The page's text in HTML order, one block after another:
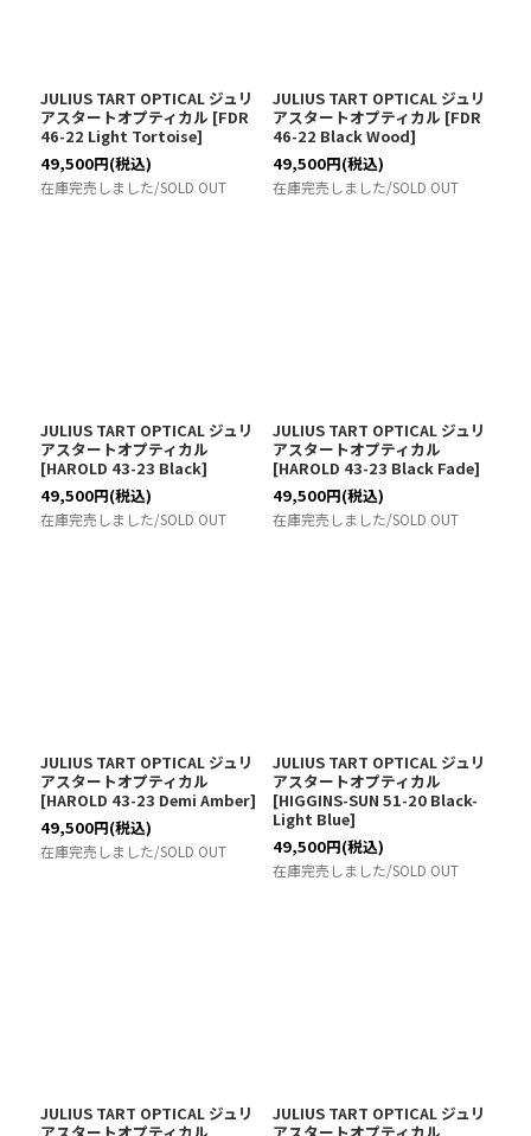
JULIUS TART OPTICAL ジュリ
アスタートオプティカル [FDR
46-22 Light Tortoise]
49,500円(税込)
在庫完売しました/SOLD OUT
JULIUS TART OPTICAL ジュリ
アスタートオプティカル [FDR
46-22 Black Wood]
49,500円(税込)
在庫完売しました/SOLD OUT
JULIUS TART OPTICAL ジュリ
アスタートオプティカル
[HAROLD 43-23 Black]
49,500円(税込)
在庫完売しました/SOLD OUT
JULIUS TART OPTICAL ジュリ
アスタートオプティカル
[HAROLD 43-23 Black Fade]
49,500円(税込)
在庫完売しました/SOLD OUT
JULIUS TART OPTICAL ジュリ
アスタートオプティカル
[HAROLD 43-23 Demi Amber]
49,500円(税込)
在庫完売しました/SOLD OUT
JULIUS TART OPTICAL ジュリ
アスタートオプティカル
[HIGGINS-SUN 51-20 Black-
Light Blue]
49,500円(税込)
在庫完売しました/SOLD OUT
JULIUS TART OPTICAL ジュリ
JULIUS TART OPTICAL ジュリ